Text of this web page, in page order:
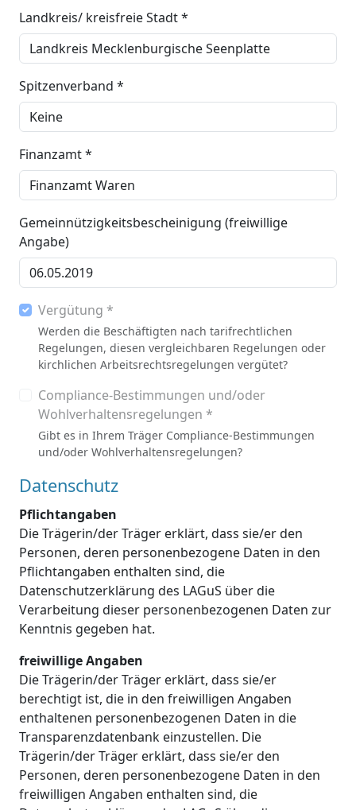
Landkreis/ kreisfreie Stadt *
Spitzenverband *
Finanzamt *
Gemeinnützigkeitsbescheinigung (freiwillige
Angabe)
Vergütung *
Werden die Beschäftigten nach tarifrechtlichen
Regelungen, diesen vergleichbaren Regelungen oder
kirchlichen Arbeitsrechtsregelungen vergütet?
Compliance-Bestimmungen und/oder
Wohlverhaltensregelungen *
Gibt es in Ihrem Träger Compliance-Bestimmungen
und/oder Wohlverhaltensregelungen?
Datenschutz
Pflichtangaben
Die Trägerin/der Träger erklärt, dass sie/er den
Personen, deren personenbezogene Daten in den
Pflichtangaben enthalten sind, die
Datenschutzerklärung des LAGuS über die
Verarbeitung dieser personenbezogenen Daten zur
Kenntnis gegeben hat.
freiwillige Angaben
Die Trägerin/der Träger erklärt, dass sie/er
berechtigt ist, die in den freiwilligen Angaben
enthaltenen personenbezogenen Daten in die
Transparenzdatenbank einzustellen. Die
Trägerin/der Träger erklärt, dass sie/er den
Personen, deren personenbezogene Daten in den
freiwilligen Angaben enthalten sind, die